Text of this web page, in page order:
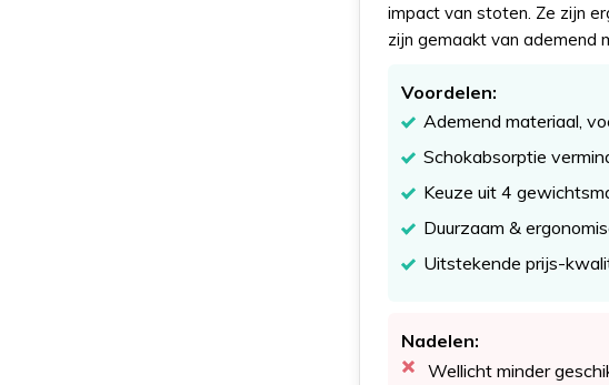
impact van stoten. Ze zijn
zijn gemaakt van ademend
Voordelen:
Ademend materiaal,
Schokabsorptie
Keuze uit 4
Duurzaam &
Uitstekende prijs-
Nadelen:
Wellicht minder